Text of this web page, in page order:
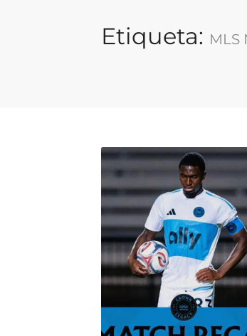
Etiqueta: MLS